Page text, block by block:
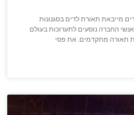
מייבאת תאורת לדים בסגנונות
כבר 16 שנה. אנשי החברה נוסעים לתערוכות בעולם
תאורה מתקדמים. את פסי